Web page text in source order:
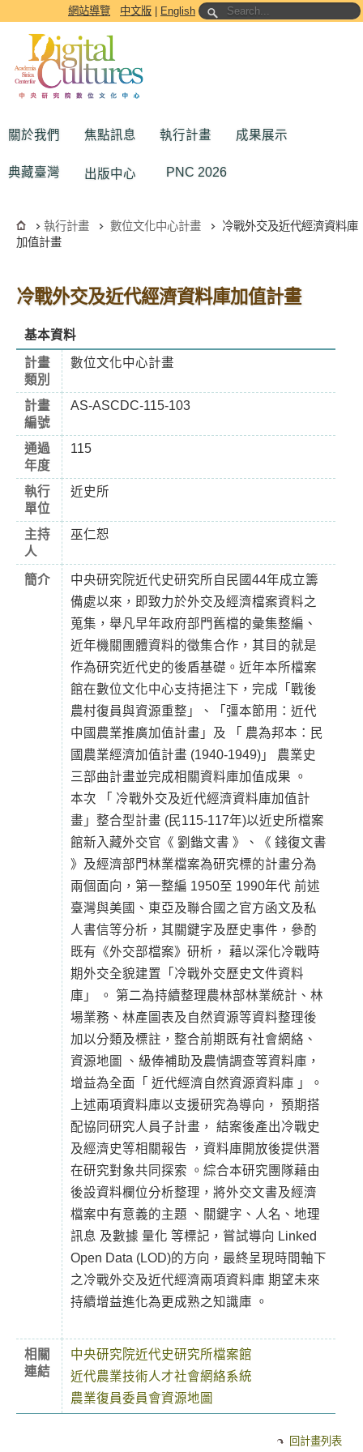
跳到主要內容區塊網站導覽 中文版 English
關於我們 焦點訊息 執行計畫 成果展示
典藏臺灣 出版中心 PNC 2026
執行計畫 數位文化中心計畫
冷戰外交及近代經濟資料庫
加值計畫
冷戰外交及近代經濟資料庫加值計畫
基本資料
計畫
類別
數位文化中心計畫
計畫
編號
AS-ASCDC-115-103
通過
年度
115
執行
單位
近史所
主持
人
巫仁恕
簡介
中央研究院近代史研究所自民國44年成立籌
備處以來，即致力於外交及經濟檔案資料之
蒐集，舉凡早年政府部門舊檔的彙集整編、
近年機關團體資料的徵集合作，其目的就是
作為研究近代史的後盾基礎。近年本所檔案
館在數位文化中心支持挹注下，完成「戰後
農村復員與資源重整」、「彊本節用：近代
中國農業推廣加值計畫」及 「 農為邦本：民
國農業經濟加值計畫 (1940-1949)」 農業史
三部曲計畫並完成相關資料庫加值成果 。
本次 「 冷戰外交及近代經濟資料庫加值計
畫」整合型計畫 (民115-117年)以近史所檔案
館新入藏外交官《 劉鍇文書 》、《 錢復文書
》及經濟部門林業檔案為研究標的計畫分為
兩個面向，第一整編 1950至 1990年代 前述
臺灣與美國、東亞及聯合國之官方函文及私
人書信等分析，其關鍵字及歷史事件，參酌
既有《外交部檔案》研析， 藉以深化冷戰時
期外交全貌建置「冷戰外交歷史文件資料
庫」 。 第二為持續整理農林部林業統計、林
場業務、林產圖表及自然資源等資料整理後
加以分類及標註，整合前期既有社會網絡、
資源地圖 、級俸補助及農情調查等資料庫，
增益為全面「 近代經濟自然資源資料庫 」。
上述兩項資料庫以支援研究為導向， 預期搭
配協同研究人員子計畫， 結案後產出冷戰史
及經濟史等相關報告 ，資料庫開放後提供潛
在研究對象共同探索 。綜合本研究團隊藉由
後設資料欄位分析整理，將外交文書及經濟
檔案中有意義的主題 、關鍵字、人名、地理
訊息 及數據 量化 等標記，嘗試導向 Linked
Open Data (LOD)的方向，最終呈現時間軸下
之冷戰外交及近代經濟兩項資料庫 期望未來
持續增益進化為更成熟之知識庫 。
相關
連結
中央研究院近代史研究所檔案館
近代農業技術人才社會網絡系統
農業復員委員會資源地圖
回計畫列表